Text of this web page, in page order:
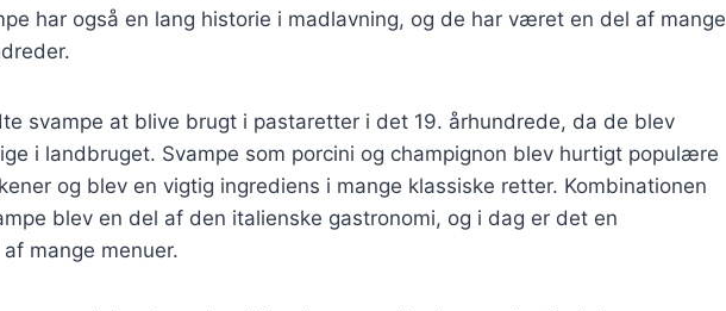
har også en lang historie i madlavning, og de har været en del af mange
svampe at blive brugt i pastaretter i det 19. århundrede, da de blev
i landbruget. Svampe som porcini og champignon blev hurtigt populære
og blev en vigtig ingrediens i mange klassiske retter. Kombinationen
blev en del af den italienske gastronomi, og i dag er det en
mange menuer.